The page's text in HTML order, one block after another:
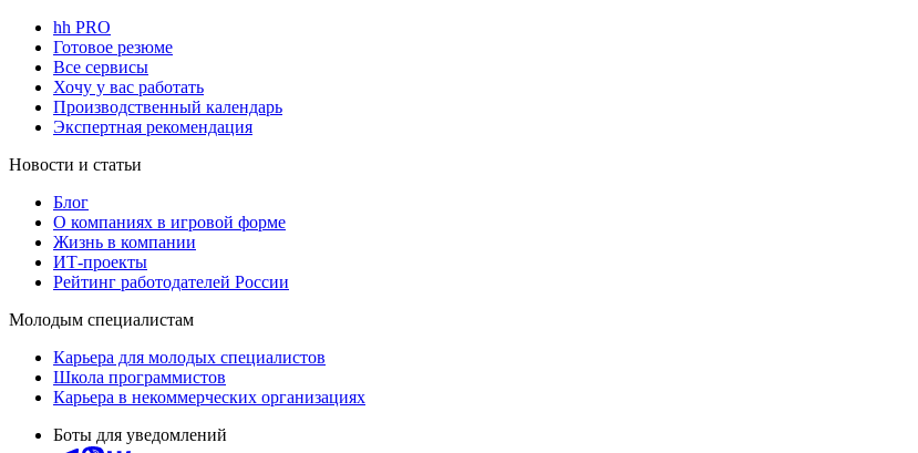
hh PRO
Готовое резюме
Все сервисы
Хочу у вас работать
Производственный календарь
Экспертная рекомендация
Новости и статьи
Блог
О компаниях в игровой форме
Жизнь в компании
ИТ-проекты
Рейтинг работодателей России
Молодым специалистам
Карьера для молодых специалистов
Школа программистов
Карьера в некоммерческих организациях
Боты для уведомлений